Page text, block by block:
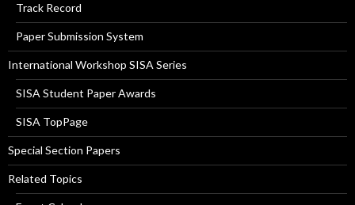
Track Record
Paper Submission System
International Workshop SISA Series
SISA Student Paper Awards
SISA TopPage
Special Section Papers
Related Topics